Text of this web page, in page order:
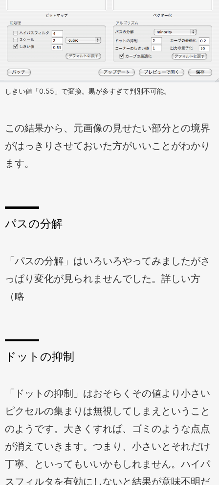
しきい値「0.55」で変換。黒が多すぎて判別不可能。
この結果から、元画像の見せたい部分との境界
がはっきりさせておいた方がいいことがわかり
ます。
パスの分解
「パスの分解」はいろいろやってみましたがさ
っぱり変化が見られませんでした。詳しい方
（略
ドットの抑制
「ドットの抑制」はおそらくその値より小さい
ピクセルの集まりは無視してしまえということ
のようです。大きくすれば、ゴミのような点点
が消えていきます。つまり、小さいとそれだけ
丁寧、といってもいいかもしれません。ハイパ
スフィルタを有効にしないと結果が意味不明だ